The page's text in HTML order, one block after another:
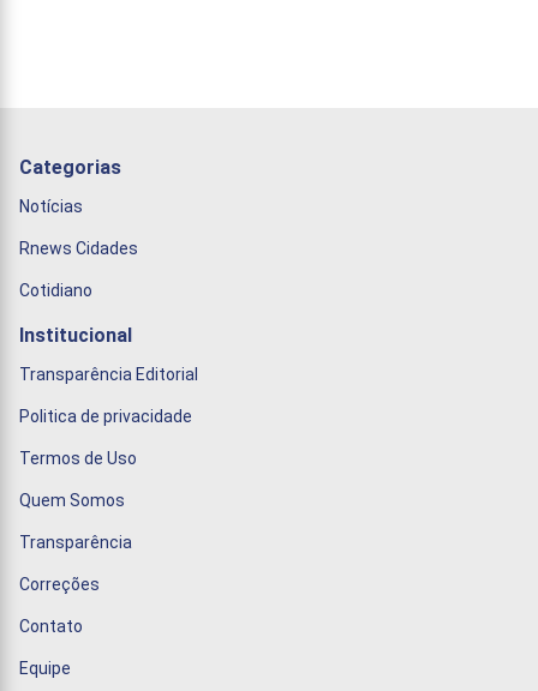
Categorias
Notícias
Rnews Cidades
Cotidiano
Institucional
Transparência Editorial
Politica de privacidade
Termos de Uso
Quem Somos
Transparência
Correções
Contato
Equipe